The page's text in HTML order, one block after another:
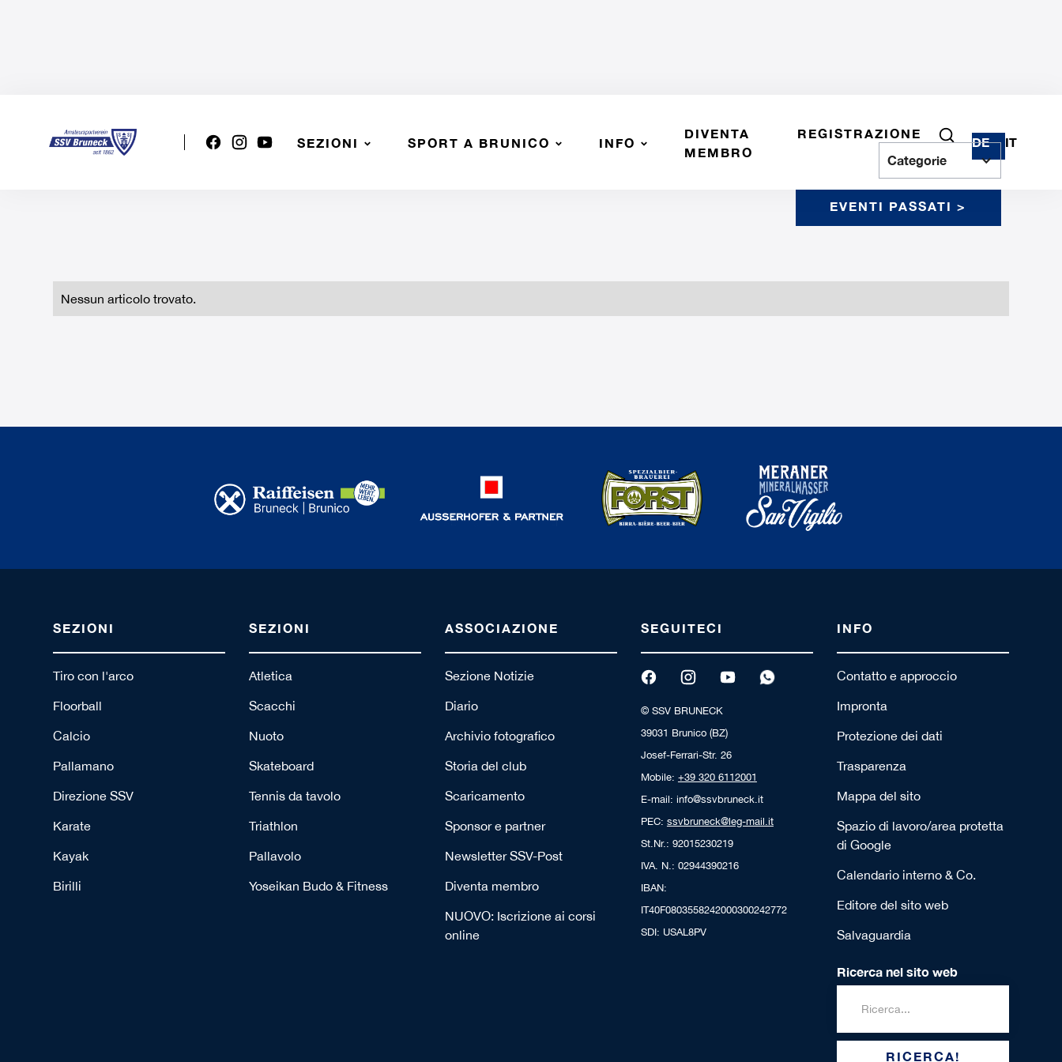
SEZIONI SPORT A BRUNICO INFO
DIVENTA
MEMBRO
REGISTRAZIONE
DE IT
DATE NEL SSV BRUNICO Categorie
EVENTI PASSATI >
Nessun articolo trovato.
SEZIONI
Tiro con l'arco
Floorball
Calcio
Pallamano
Direzione SSV
Karate
Kayak
Birilli
SEZIONI
Atletica
Scacchi
Nuoto
Skateboard
Tennis da tavolo
Triathlon
Pallavolo
Yoseikan Budo & Fitness
ASSOCIAZIONE
Sezione Notizie
Diario
Archivio fotografico
Storia del club
Scaricamento
Sponsor e partner
Newsletter SSV-Post
Diventa membro
NUOVO: Iscrizione ai corsi
online
SEGUITECI
© SSV BRUNECK
39031 Brunico (BZ)
Josef-Ferrari-Str. 26
Mobile: +39 320 6112001
E-mail: info@ssvbruneck.it
PEC: ssvbruneck@leg-mail.it
St.Nr.: 92015230219
IVA. N.: 02944390216
IBAN:
IT40F0803558242000300242772
SDI: USAL8PV
INFO
Contatto e approccio
Impronta
Protezione dei dati
Trasparenza
Mappa del sito
Spazio di lavoro/area protetta
di Google
Calendario interno & Co.
Editore del sito web
Salvaguardia
Ricerca nel sito web